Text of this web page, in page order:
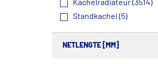
Kachelradiateur (3514)
Standkachel (5)
NETLENGTE [MM]